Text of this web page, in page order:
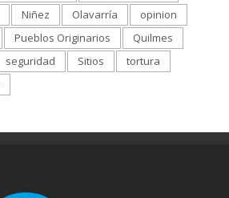
Niñez Olavarría
opinion
Pueblos Originarios
Quilmes
seguridad Sitios
tortura